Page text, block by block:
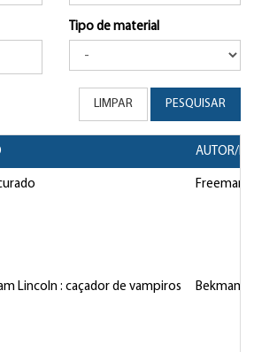
Tipo de material
LIMPAR PESQUISAR
AUTOR/
Freeman,
Lincoln : caçador de vampiros